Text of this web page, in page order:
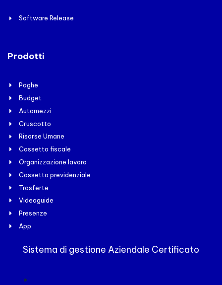
Software Release
Prodotti
Paghe
Budget
Automezzi
Cruscotto
Risorse Umane
Cassetto fiscale
Organizzazione lavoro
Cassetto previdenziale
Trasferte
Videoguide
Presenze
App
Sistema di gestione Aziendale Certificato